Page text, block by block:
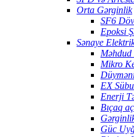
Orta Gərginlik
SF6
Epoksi
Sənaye
Mikro
EX
Enerji
Bıçaq
Güc